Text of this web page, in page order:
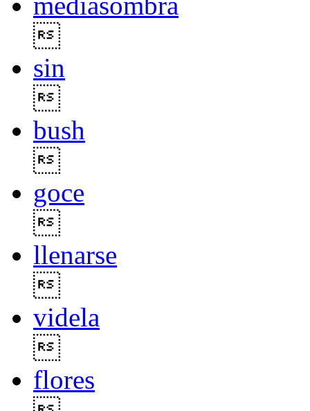
sin
bush
goce
llenarse
videla
flores